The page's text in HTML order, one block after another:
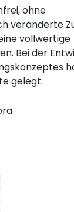
ohne
veränderte
vollwertige
Bei der
gelegt: